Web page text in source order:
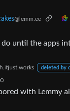
@lemm.ee
until the apps
deleted by
with Lemmy